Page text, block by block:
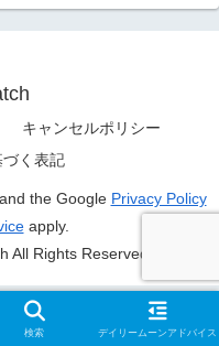
キャンセルポリシー
く表記
the Google Privacy Policy
apply.
Rights Reserved.
検索 デイリームーンアドバイス